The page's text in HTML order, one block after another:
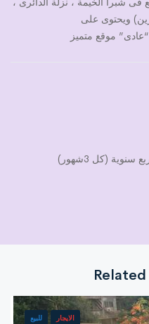
عن (دورين) ويحتوى على
الايجار للبيع